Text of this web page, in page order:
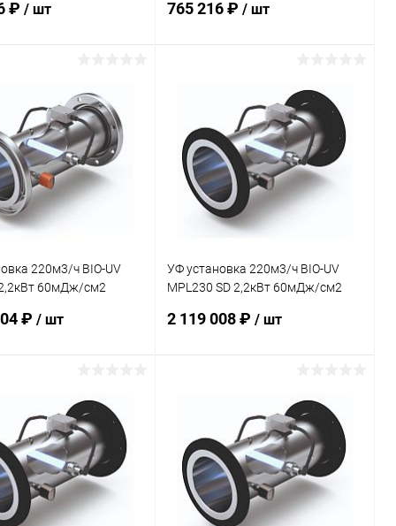
₽ / шт
Под заказ
765 216 ₽/ шт
В избранное
К сравнению Под заказ
220м3/ч BIO-UV
60мДж/см2
₽ / шт
В наличии
УФ установка 220м3/ч BIO-UV
MPL230 SD 2,2кВт 60мДж/см2
(PMPX019289UD-001)
2 119 008 ₽/ шт
В избранное
К сравнению Под заказ